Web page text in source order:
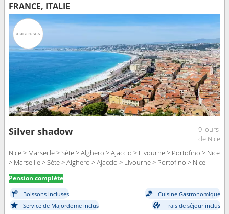
FRANCE, ITALIE
Silver shadow
9 jours
de Nice
Nice > Marseille > Sète > Alghero > Ajaccio > Livourne > Portofino > Nice
> Marseille > Sète > Alghero > Ajaccio > Livourne > Portofino > Nice
Pension complète
Boissons incluses
Cuisine Gastronomique
Service de Majordome inclus
Frais de séjour inclus